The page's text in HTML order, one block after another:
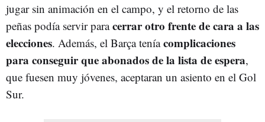
jugar sin animación en el campo, y el retorno de las
peñas podía servir paracerrar otro frente de cara a las
elecciones. Además, el Barça teníacomplicaciones
para conseguir que abonados de la lista de espera,
que fuesen muy jóvenes, aceptaran un asiento en el Gol
Sur.